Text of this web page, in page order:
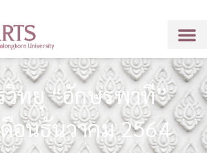
วิทยุ “อักษรพาที”
อนธันวาคม 2564